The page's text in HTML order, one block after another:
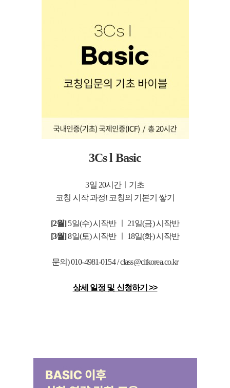
3Cs l Basic
3일 20시간ㅣ기초
코칭 시작 과정! 코칭의 기본기 쌓기
[2월]5일(수) 시작반 ㅣ 21일(금) 시작반
[3월]8일(토) 시작반 ㅣ 18일(화) 시작반
문의) 010-4981-0154 / class@citkorea.co.kr
상세 일정 및 신청하기 >>